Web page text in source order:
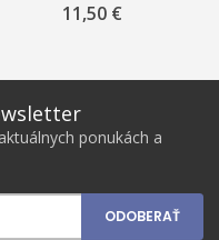
11,50 €
ponukách a
ODOBERAŤ